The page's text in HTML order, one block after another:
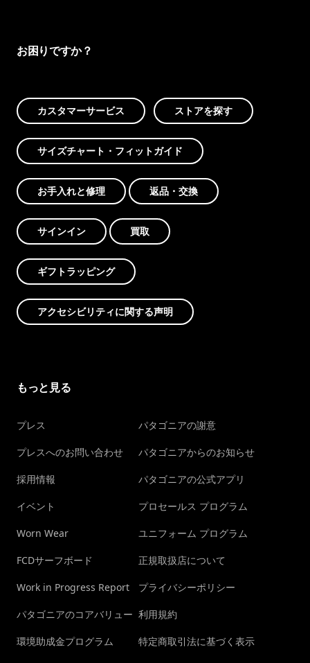
お困りですか？
カスタマーサービス ストアを探す
サイズチャート・フィットガイド
お手入れと修理 返品・交換
サインイン 買取
ギフトラッピング
アクセシビリティに関する声明
もっと見る
プレス
プレスへのお問い合わせ
採用情報
イベント
Worn Wear
FCDサーフボード
Work in Progress Report
パタゴニアのコアバリュー
環境助成金プログラム
パタゴニアの謝意
パタゴニアからのお知らせ
パタゴニアの公式アプリ
プロセールス プログラム
ユニフォーム プログラム
正規取扱店について
プライバシーポリシー
利用規約
特定商取引法に基づく表示